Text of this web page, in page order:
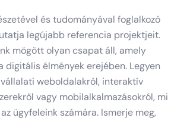
és tudományával foglalkozó
legújabb referencia projektjeit.
mögött olyan csapat áll, amely
digitális élmények erejében. Legyen
weboldalakról, interaktív
vagy mobilalkalmazásokról, mi
ügyfeleink számára. Ismerje meg,